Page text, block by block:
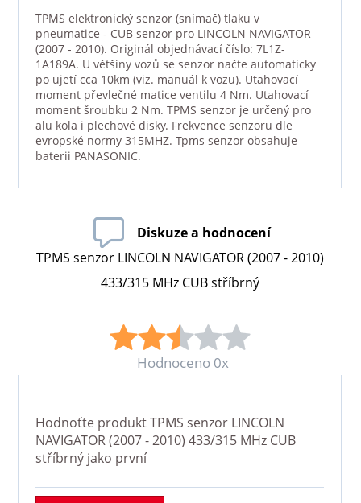
TPMS elektronický senzor (snímač) tlaku v
pneumatice - CUB senzor pro LINCOLN NAVIGATOR
(2007 - 2010). Originál objednávací číslo: 7L1Z-
1A189A. U většiny vozů se senzor načte automaticky
po ujetí cca 10km (viz. manuál k vozu). Utahovací
moment převlečné matice ventilu 4 Nm. Utahovací
moment šroubku 2 Nm. TPMS senzor je určený pro
alu kola i plechové disky. Frekvence senzoru dle
evropské normy 315MHZ. Tpms senzor obsahuje
baterii PANASONIC.
Diskuze a hodnocení
TPMS senzor LINCOLN NAVIGATOR (2007 - 2010)
433/315 MHz CUB stříbrný
Hodnoceno 0x
Hodnoťte produktTPMS senzor LINCOLN
NAVIGATOR (2007 - 2010) 433/315 MHz CUB
stříbrnýjako první